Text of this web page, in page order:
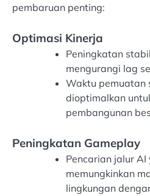
pembaruan penting:
Optimasi Kinerja
Peningkatan
mengurangi lag
Waktu pemuatan
dioptimalkan
pembangunan
Peningkatan Gameplay
Pencarian jalur
memungkinkan
lingkungan